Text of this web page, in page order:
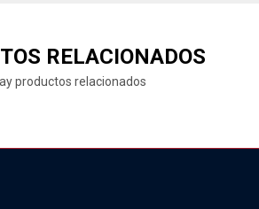
RELACIONADOS
productos relacionados